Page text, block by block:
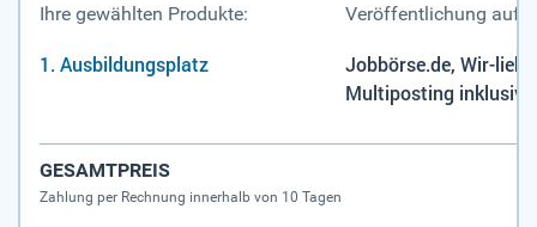
Ihre gewählten Produkte: Veröffentlichung auf:
Ausbildungsplatz
Jobbörse.de, Wir-
Multiposting inklusive
GESAMTPREIS
Zahlung per Rechnung innerhalb von 10 Tagen